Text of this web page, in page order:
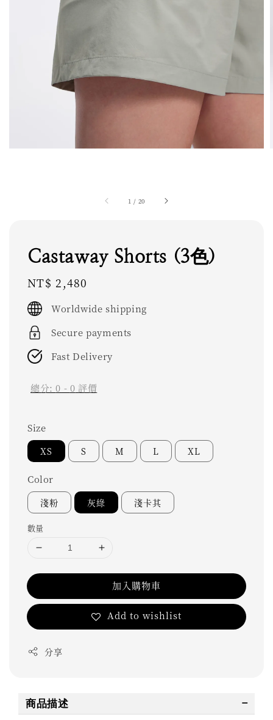
1 / 20
Castaway Shorts (3色)
Regular
price
NT$ 2,480
Worldwide shipping
Secure payments
Fast Delivery
總分:0 - 0 評價
Size
XS S M L XL
Color
淺粉 灰綠 淺卡其
數量
加入購物車
Add to wishlist
分享
商品描述